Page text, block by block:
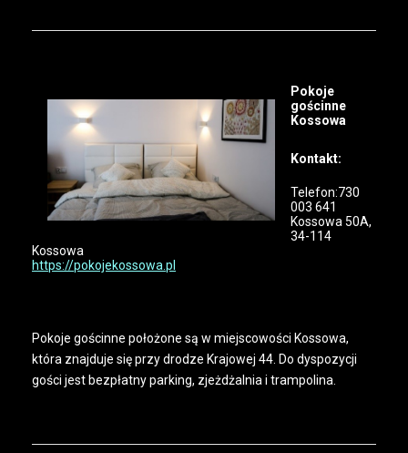
Pokoje
gościnne
Kossowa
Kontakt:
Telefon:730
003 641
Kossowa 50A,
34-114
Kossowa
https://pokojekossowa.pl
Pokoje gościnne położone są w miejscowości Kossowa,
która znajduje się przy drodze Krajowej 44. Do dyspozycji
gości jest bezpłatny parking, zjeżdżalnia i trampolina.